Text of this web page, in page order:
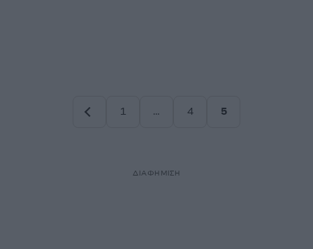
1
…
4
5
ΔΙΑΦΗΜΙΣΗ